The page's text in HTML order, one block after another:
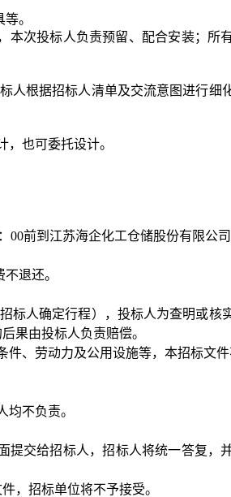
。
次投标人负责预留、配合安装；所
人根据招标人清单及交流意图进行细
也可委托设计。
00前到江苏海企化工仓储股份有限公
退还。
标人确定行程），投标人为查明或核
果由投标人负责赔偿。
、劳动力及公用设施等，本招标文件
不负责。
交给招标人，招标人将统一答复，
，招标单位将不予接受。